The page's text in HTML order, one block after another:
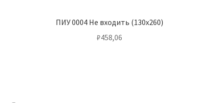
ПИУ 0004 Не входить (130х260)
₽458,06